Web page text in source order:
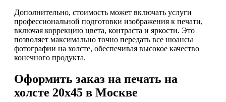
Дополнительно, стоимость может включать услуги
профессиональной подготовки изображения к печати,
включая коррекцию цвета, контраста и яркости. Это
позволяет максимально точно передать все нюансы
фотографии на холсте, обеспечивая высокое качество
конечного продукта.
Оформить заказ на печать на
холсте 20х45 в Москве